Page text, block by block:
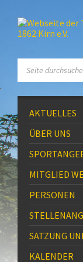
content
sidebar
footer
AKTUELLES
ÜBER UNS
MITGLIED
PERSONEN
SATZUNG
KALENDER